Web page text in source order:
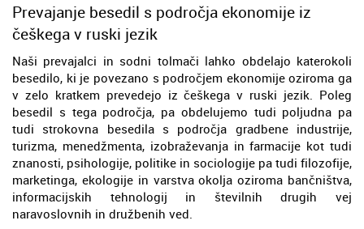
Prevajanje besedil s področja ekonomije iz
češkega v ruski jezik
Naši prevajalci in sodni tolmači lahko obdelajo katerokoli
besedilo, ki je povezano s področjem ekonomije oziroma ga
v zelo kratkem prevedejo iz češkega v ruski jezik. Poleg
besedil s tega področja, pa obdelujemo tudi poljudna pa
tudi strokovna besedila s področja gradbene industrije,
turizma, menedžmenta, izobraževanja in farmacije kot tudi
znanosti, psihologije, politike in sociologije pa tudi filozofije,
marketinga, ekologije in varstva okolja oziroma bančništva,
informacijskih tehnologij in številnih drugih vej
naravoslovnih in družbenih ved.